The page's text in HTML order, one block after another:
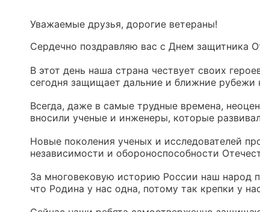
Уважаемые друзья, дорогие ветераны!
Сердечно поздравляю вас с Днем защитника
В этот день наша страна чествует своих
сегодня защищает дальние и ближние рубежи
Всегда, даже в самые трудные времена,
вносили ученые и инженеры, которые
Новые поколения ученых и исследователей
независимости и обороноспособности
За многовековую историю России наш народ
что Родина у нас одна, потому так крепки у